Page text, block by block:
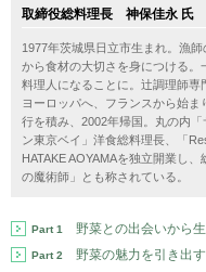
取締役総料理長 神保佳永 氏
1977年茨城県日立市生まれ。漁
から食材の大切さを身につける。
料理人になることに。辻調理師
ヨーロッパへ、フランスから始
行を積み、2002年帰国。丸の内
ン東京ベイ」洋食総料理長、「
HATAKE AOYAMAを独立開業し
の魔術師」とも称されている。
Part 1 野菜との出会いから
Part 2 野菜の魅力を引き出